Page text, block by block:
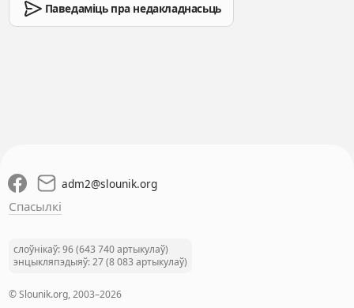
Паведаміць пра недакладнасьць
adm2@slounik.org
Спасылкі
слоўнікаў: 96 (643 740 артыкулаў)
энцыкляпэдыяў: 27 (8 083 артыкулаў)
© Slounik.org, 2003–2026